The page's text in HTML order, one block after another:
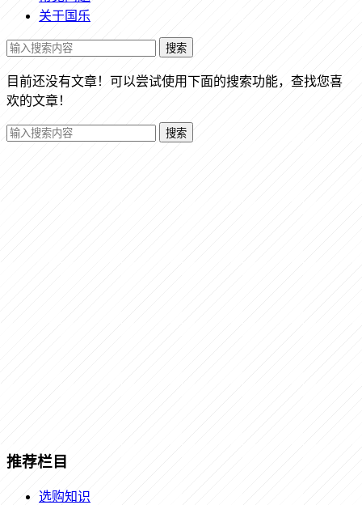
关于国乐
搜索
目前还没有文章！可以尝试使用下面的搜索功能，查找您喜
欢的文章！
搜索
推荐栏目
选购知识